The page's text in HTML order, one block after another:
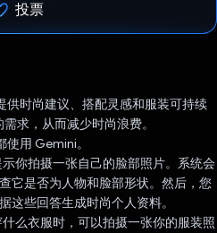
投票
时尚建议、搭配灵感和服装可持续
求，从而减少时尚浪费。
用 Gemini。
你拍摄一张自己的脸部照片。系统会
它是否为人物和脸部形状。然后，您
这些回答生成时尚个人资料。
么衣服时，可以拍摄一张你的服装照